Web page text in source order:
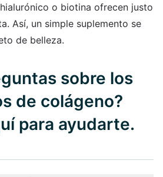
o biotina ofrecen justo
Así, un simple suplemento se
de belleza.
sobre los
de colágeno?
para ayudarte.